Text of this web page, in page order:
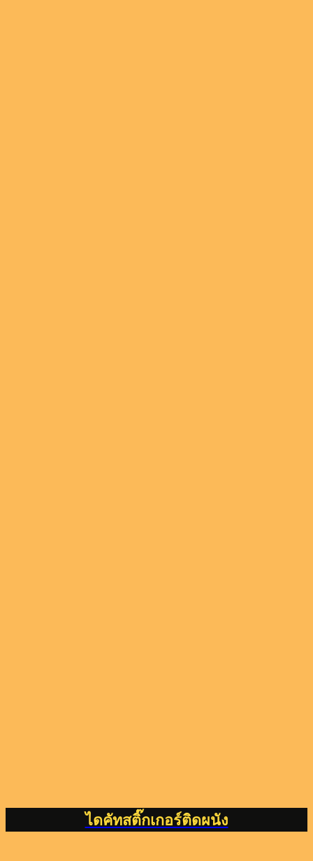
ไดคัทสติ๊กเกอร์ติดผนัง